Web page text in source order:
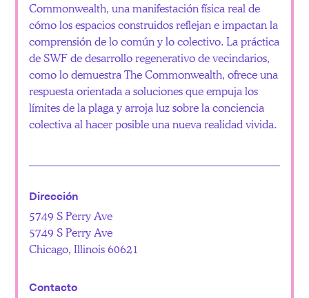
Commonwealth, una manifestación física real de
cómo los espacios construidos reflejan e impactan la
comprensión de lo común y lo colectivo. La práctica
de SWF de desarrollo regenerativo de vecindarios,
como lo demuestra The Commonwealth, ofrece una
respuesta orientada a soluciones que empuja los
límites de la plaga y arroja luz sobre la conciencia
colectiva al hacer posible una nueva realidad vivida.
Dirección
5749 S Perry Ave
5749 S Perry Ave
Chicago, Illinois 60621
Contacto